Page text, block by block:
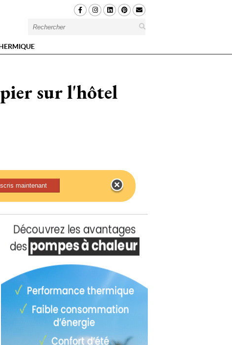
sur l'hôtel